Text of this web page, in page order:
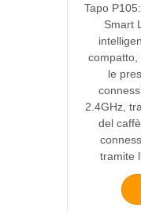
Tapo
Smart
compatto,
le
2.4GHz,
del
tramite